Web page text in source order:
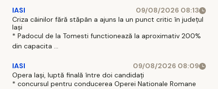
IASI
09/08/2026 08:13
Criza câinilor fără stăpân a ajuns la un punct critic în județul
Iași
* Padocul de la Tomesti functionează la aproximativ 200%
din capacita ...
IASI
09/08/2026 08:09
Opera Iași, luptă finală între doi candidați
* concursul pentru conducerea Operei Nationale Romane